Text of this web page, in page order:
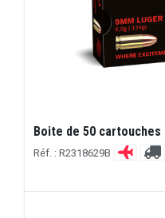
Boite de 50 cartouches
Réf. : R2318629B